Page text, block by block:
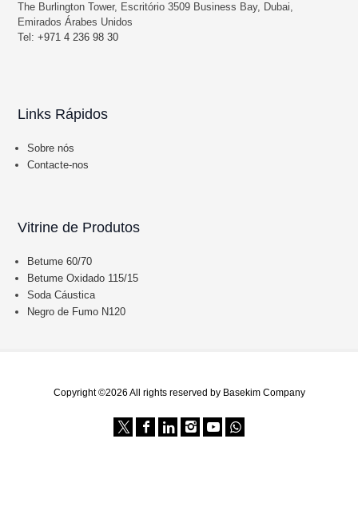
The Burlington Tower, Escritório 3509 Business Bay, Dubai,
Emirados Árabes Unidos
Tel:+971 4 236 98 30
Links Rápidos
Sobre nós
Contacte-nos
Vitrine de Produtos
Betume 60/70
Betume Oxidado 115/15
Soda Cáustica
Negro de Fumo N120
Copyright ©2026 All rights reserved by Basekim Company